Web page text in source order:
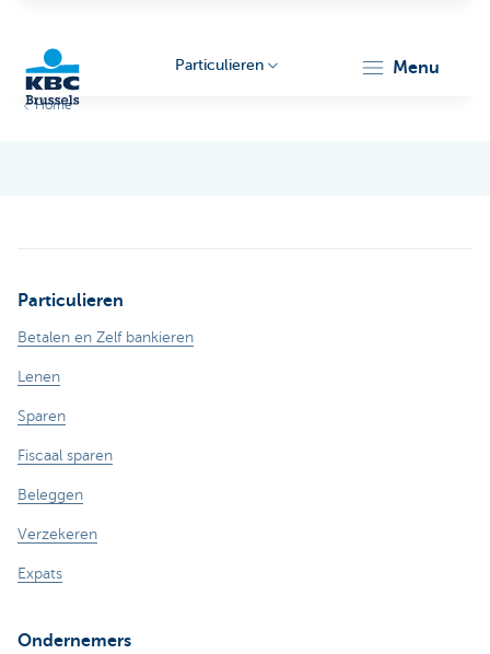
Particulieren menu
Home
Particulieren
Betalen en Zelf bankieren
Lenen
Sparen
Fiscaal sparen
Beleggen
Verzekeren
Expats
Ondernemers